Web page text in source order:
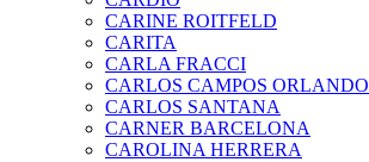
CARINE ROITFELD
CARITA
CARLA FRACCI
CARLOS CAMPOS ORLANDO
CARLOS SANTANA
CARNER BARCELONA
CAROLINA HERRERA